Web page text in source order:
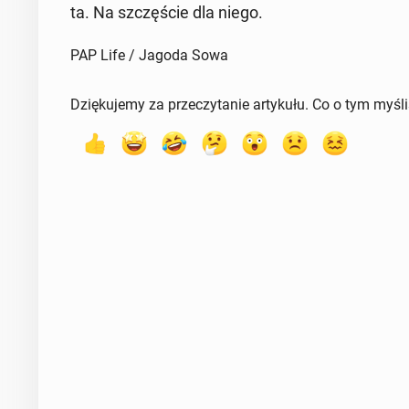
ta. Na szczę­ście dla niego.
PAP Life / Jagoda Sowa
Dziękujemy za przeczytanie artykułu. Co o tym